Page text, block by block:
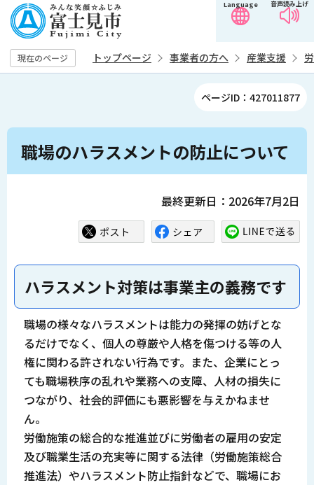
の
ペ
ー
す
音声読み上げ
Language
現在のページ トップページ 事業者の方へ 産業支援
ページID：427011877
本
職場のハラスメントの防止について
最終更新日：2026年7月2日
ハラスメント対策は事業主の義務です
職場の様々なハラスメントは能力の発揮の妨げとな
るだけでなく、個人の尊厳や人格を傷つける等の人
権に関わる許されない行為です。また、企業にとっ
ても職場秩序の乱れや業務への支障、人材の損失に
つながり、社会的評価にも悪影響を与えかねませ
ん。
労働施策の総合的な推進並びに労働者の雇用の安定
及び職業生活の充実等に関する法律（労働施策総合
推進法）やハラスメント防止指針などで、職場にお